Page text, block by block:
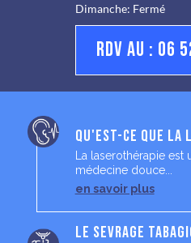
Dimanche: Fermé
RDV au : 06
Qu'est-ce que la
La laserothérapie est
médecine douce...
en savoir plus
Le sevrage